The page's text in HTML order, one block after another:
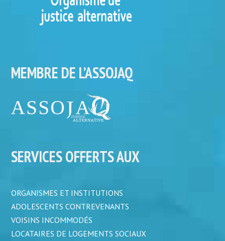
MEMBRE DE L’ASSOJAQ
SERVICES OFFERTS AUX
ORGANISMES ET INSTITUTIONS
ADOLESCENTS CONTREVENANTS
VOISINS INCOMMODÉS
LOCATAIRES DE LOGEMENTS SOCIAUX